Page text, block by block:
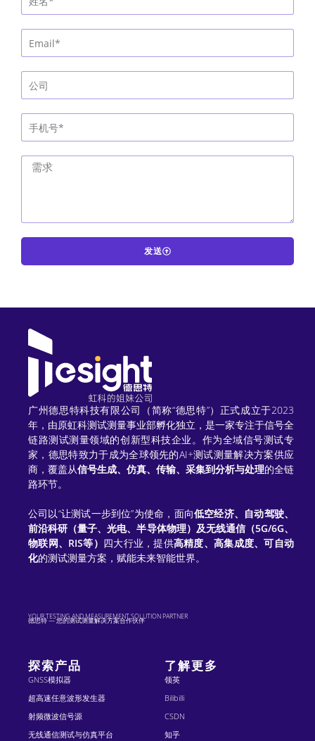
发送
广州德思特科技有限公司（简称“德思特”）正式成立于2023
年，由原虹科测试测量事业部孵化独立，是一家专注于信号全
链路测试测量领域的创新型科技企业。作为全域信号测试专
家，德思特致力于成为全球领先的AI+测试测量解决方案供应
商，覆盖从信号生成、仿真、传输、采集到分析与处理的全链
路环节。
公司以“让测试一步到位”为使命，面向低空经济、自动驾驶、
前沿科研（量子、光电、半导体物理）及无线通信（5G/6G、
物联网、RIS等） 四大行业，提供高精度、高集成度、可自动
化的测试测量方案，赋能未来智能世界。
德思特 — 您的测试测量解决方案合作伙伴
YOUR TESTING AND MEASUREMENT SOLUTION PARTNER
探索产品
GNSS模拟器
超高速任意波形发生器
射频微波信号源
无线通信测试与仿真平台
了解更多
领英
Bilibilli
CSDN
知乎